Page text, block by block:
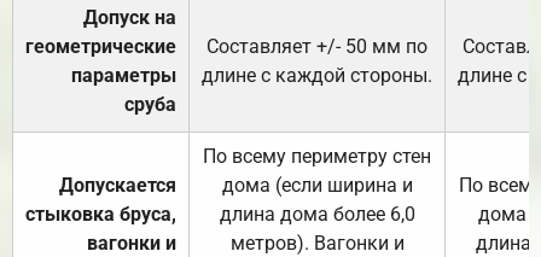
Допуск на
геометрические
параметры
сруба
Составляет +/- 50 мм по
длине с каждой стороны.
длине с
Допускается
стыковка бруса,
вагонки и
По всему периметру стен
дома (если ширина и
длина дома более 6,0
метров). Вагонки и
По
дома
длина